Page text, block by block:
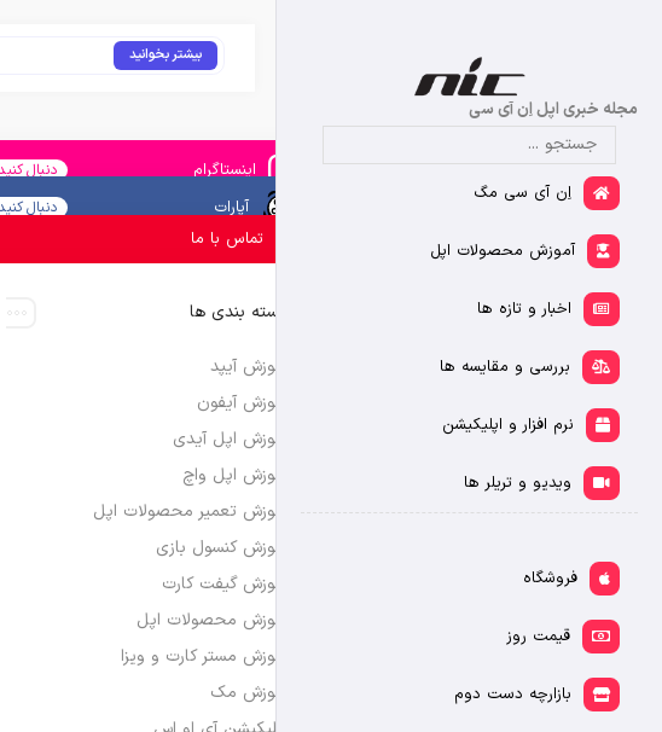
مجله خبری اپل اِن آی سی
اِن آی سی مگ
آموزش محصولات اپل
اخبار و تازه ها
بررسی و مقایسه ها
نرم افزار و اپلیکیشن
ویدیو و تریلر ها
فروشگاه
قیمت روز
بازارچه دست دوم
بیشتر بخوانید
اینستاگرام دنبال
آپارات دنبال
تماس با ما
دسته بندی ها
آموزش آیپد
آموزش آیفون
آموزش اپل آیدی
آموزش اپل واچ
آموزش تعمیر محصولات اپل
آموزش کنسول بازی
آموزش گیفت کارت
آموزش محصولات اپل
آموزش مستر کارت و ویزا
آموزش مک